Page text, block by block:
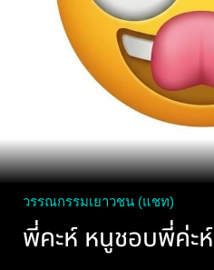
วรรณกรรมเยาวชน (แชท)
พี่คะห์ หนูชอบพี่ค่ะห์